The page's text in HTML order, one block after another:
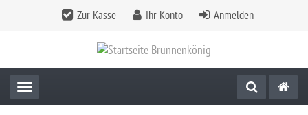
Zur Kasse Ihr Konto Anmelden
Toggle navigation